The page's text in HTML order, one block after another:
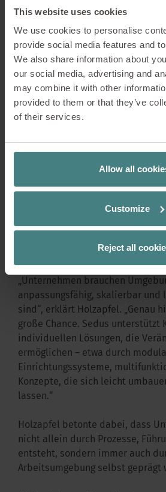
This website uses cookies
We use cookies to personalise
provide social media features and
We also share information about
our social media, advertising and
may combine it with other
provided to them or that they’ve
of their services.
Allow all
Customize
Reject all
Lange haben sich Unternehmen
Mitarbeitenden wieder ins Büro
Diese Zeiten verändern sich
Drittel der Führungskräfte will
wieder im Büro haben, doch
zurück. Viele Firmen suchen
Balance, die sowohl den
Unternehmen gerecht wird.
diesem Spannungsfeld. Im
und Zusammenarbeit spielen.
„Unternehmen brauchen
anpassungsfähig, skalierbar und
sind“, erklärt Holzapfel. „Genau
große Chance. Sedus unterstützt
individuellen Lösungen, die
ermöglichen – etwa durch
Einrichtungssysteme,
Konzepte, die sich leicht
lassen.“
Holzapfel betonte dabei, dass
nicht allein durch Prozesse,
entsteht, sondern immer auch
Arbeitsumgebung selbst geprägt